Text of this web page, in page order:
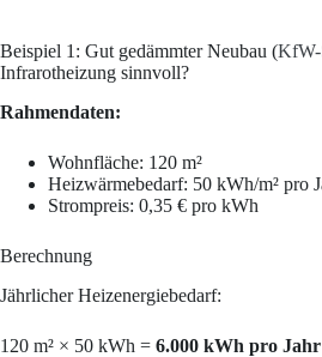
Beispiel 1: Gut gedämmter Neubau (KfW-
Infrarotheizung sinnvoll?
Rahmendaten:
Wohnfläche: 120 m²
Heizwärmebedarf: 50 kWh/m² pro
Strompreis: 0,35 € pro kWh
Berechnung
Jährlicher Heizenergiebedarf:
120 m² × 50 kWh = 6.000 kWh pro Jahr